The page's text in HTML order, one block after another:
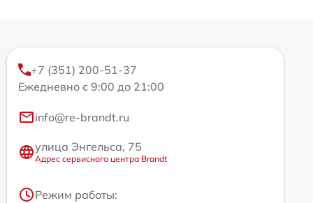
+7 (351) 200-51-37
Ежедневно с 9:00 до 21:00
info@re-brandt.ru
улица Энгельса, 75
Адрес сервисного центра Brandt
Режим работы: